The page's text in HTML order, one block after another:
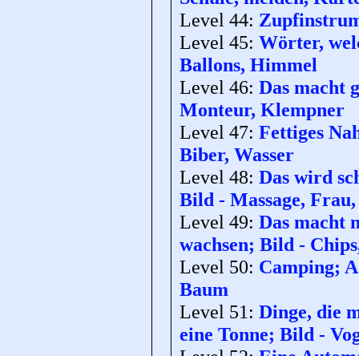
Level 44:
Level 45: Wörter,
Ballons, Himmel
Level 46: Das macht
Monteur, Klempner
Level 47: Fettiges
Biber, Wasser
Level 48: Das wird
Bild - Massage,
Level 49: Das macht
wachsen; Bild -
Level 50: Camping;
Baum
Level 51: Dinge, die
eine Tonne; Bild -